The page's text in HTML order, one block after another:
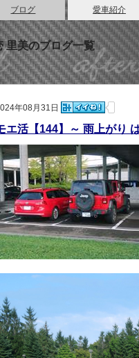
ブログ 愛車紹介
里美のブログ一覧
年08月31日
エ活【144】～ 雨上がり